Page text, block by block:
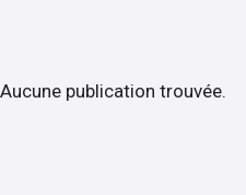
Aucune publication trouvée.